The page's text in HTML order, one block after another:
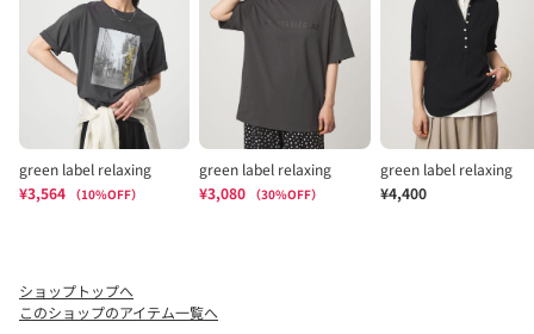
ショップトップへ
このショップのアイテム一覧へ